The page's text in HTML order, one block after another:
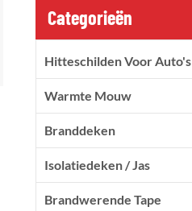
Categorieën
Hitteschilden Voor Auto's
Warmte Mouw
Branddeken
Isolatiedeken / Jas
Brandwerende Tape